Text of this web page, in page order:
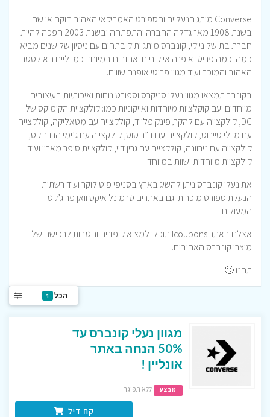
Converse מותג הנעליים והספורט האמריקאי האהוב הוקם אי שם
בשנת 1908 מאז גדלה החברה והתפתחה ובשנת 2003 הפכה להיות
חברת בת של נייקי, קונברס מותג ותיק בתחום עם ניסיון של שנים מביא
כמה וכמה פריטי אופנה אייקוניים ואהובים במיוחד כמו ליים האולסטר
האהוב והמוכר ועוד מגוון פריטי אופנה שווים.
בקונבר תמצאו מגוון נעלי סניקרס וספורט נוחות ואיכותיות בעיצובים
מיוחדים ועם קוקלציות מיוחדות ואייקוניות כמו: קולקציית הקומיקס של
DC, קולקצייה עם להקת פינק פלויד, קולקצייה עם מטאליקה, קולקצייה
עם מיילי סיירוס, קולקצייה עם ד”ר סוס, קולקצייה עם ג’ימי הנדריקס,
קולקצייה עם נירוונה, קולקצייה עם גרין דיי, קולקציית סופר מאריו ועוד
קולקציות מיוחדות ושוות במיוחד.
את נעלי קונברס ניתן להשיג בארץ בסניפי פוט לוקר ועוד רשתות
הנעלת ספורט מוכרות וגם באתרים טרמינל איקס וואן פרוג’קט
המעולים.
אצלנו באתר Icoupons תוכלו למצוא קופונים והטבות לרכישה של
מוצרי קונברס האהובים.
תהנו 🙂
הכל 1
מגוון נעלי קונברס עד
50% הנחה באתר
אונליין !
מבצע ללא תפוגה
קח דיל